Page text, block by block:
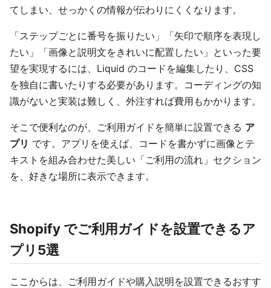
てしまい、せっかくの情報が伝わりにくくなります。
「ステップごとに番号を振りたい」「矢印で順序を表現し
たい」「画像と説明文をきれいに配置したい」といった要
望を実現するには、Liquid のコードを編集したり、CSS
を独自に書いたりする必要があります。コーディングの知
識がないと実装は難しく、外注すれば費用もかかります。
そこで便利なのが、ご利用ガイドを簡単に設置できる ア
プリ です。アプリを使えば、コードを書かずに画像とテ
キストを組み合わせた美しい「ご利用の流れ」セクション
を、好きな場所に表示できます。
Shopify でご利用ガイドを設置できるア
プリ5選
ここからは、ご利用ガイドや購入説明を設置できるおすす